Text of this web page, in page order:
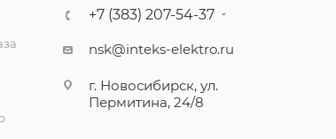
+7 (383) 207-54-37
nsk@inteks-elektro.ru
г. Новосибирск, ул.
Пермитина, 24/8